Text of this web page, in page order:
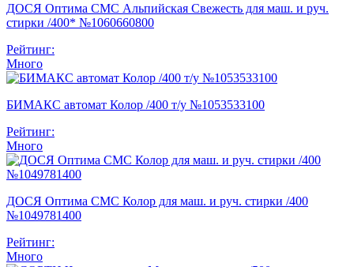
ДОСЯ Оптима СМС Альпийская Свежесть для маш. и руч.
стирки /400* №1060660800
Рейтинг:
Много
БИМАКС автомат Колор /400 т/у №1053533100
Рейтинг:
Много
ДОСЯ Оптима СМС Колор для маш. и руч. стирки /400
№1049781400
Рейтинг:
Много